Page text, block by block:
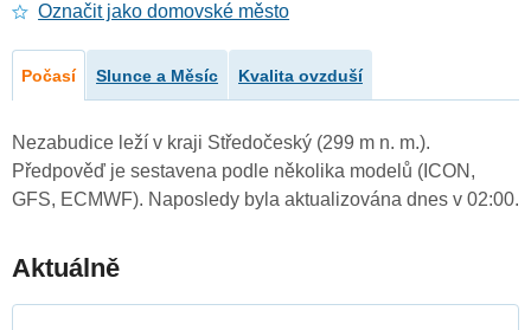
Označit jako domovské město
Počasí Slunce a Měsíc Kvalita ovzduší
Nezabudice leží v kraji Středočeský (299 m n. m.).
Předpověď je sestavena podle několika modelů (ICON,
GFS, ECMWF). Naposledy byla aktualizována dnes v 02:00.
Aktuálně